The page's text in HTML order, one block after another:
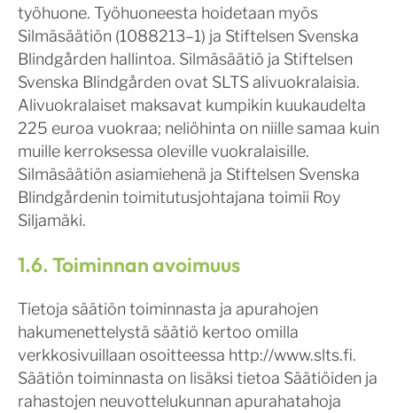
työhuone. Työhuoneesta hoidetaan myös
Silmäsäätiön (1088213–1) ja Stiftelsen Svenska
Blindgården hallintoa. Silmäsäätiö ja Stiftelsen
Svenska Blindgården ovat SLTS alivuokralaisia.
Alivuokralaiset maksavat kumpikin kuukaudelta
225 euroa vuokraa; neliöhinta on niille samaa kuin
muille kerroksessa oleville vuokralaisille.
Silmäsäätiön asiamiehenä ja Stiftelsen Svenska
Blindgårdenin toimitutusjohtajana toimii Roy
Siljamäki.
1.6. Toiminnan avoimuus
Tietoja säätiön toiminnasta ja apurahojen
hakumenettelystä säätiö kertoo omilla
verkkosivuillaan osoitteessa http://www.slts.fi.
Säätiön toiminnasta on lisäksi tietoa Säätiöiden ja
rahastojen neuvottelukunnan apurahatahoja